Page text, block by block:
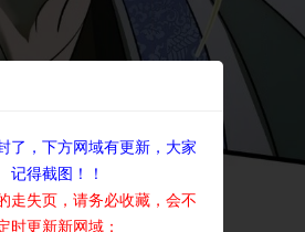
了，下方网域有更新，大家
记得截图！！
走失页，请务必收藏，会不
时更新新网域：